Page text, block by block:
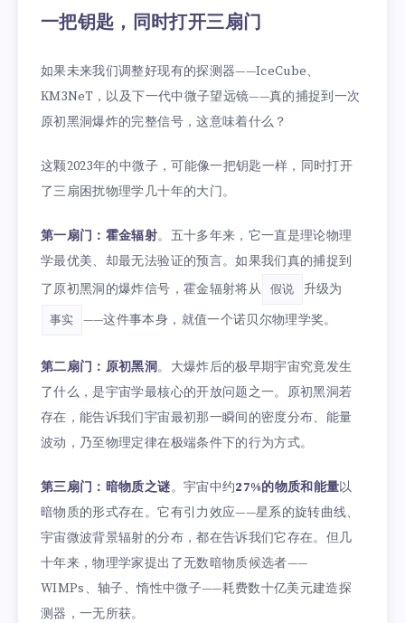
一把钥匙，同时打开三扇门
如果未来我们调整好现有的探测器——IceCube、
KM3NeT，以及下一代中微子望远镜——真的捕捉到一次
原初黑洞爆炸的完整信号，这意味着什么？
这颗2023年的中微子，可能像一把钥匙一样，同时打开
了三扇困扰物理学几十年的大门。
第一扇门：霍金辐射。五十多年来，它一直是理论物理
学最优美、却最无法验证的预言。如果我们真的捕捉到
了原初黑洞的爆炸信号，霍金辐射将从
假说 升级为
事实 ——这件事本身，就值一个诺贝尔物理学奖。
第二扇门：原初黑洞。大爆炸后的极早期宇宙究竟发生
了什么，是宇宙学最核心的开放问题之一。原初黑洞若
存在，能告诉我们宇宙最初那一瞬间的密度分布、能量
波动，乃至物理定律在极端条件下的行为方式。
第三扇门：暗物质之谜。宇宙中约27%的物质和能量以
暗物质的形式存在。它有引力效应——星系的旋转曲线、
宇宙微波背景辐射的分布，都在告诉我们它存在。但几
十年来，物理学家提出了无数暗物质候选者——
WIMPs、轴子、惰性中微子——耗费数十亿美元建造探
测器，一无所获。